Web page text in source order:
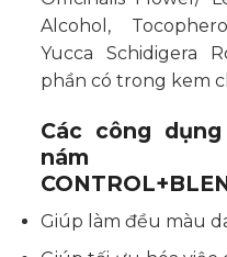
Alcohol,
Yucca Schidigera
phần có trong kem
Các công
nám
Giúp làm đều màu